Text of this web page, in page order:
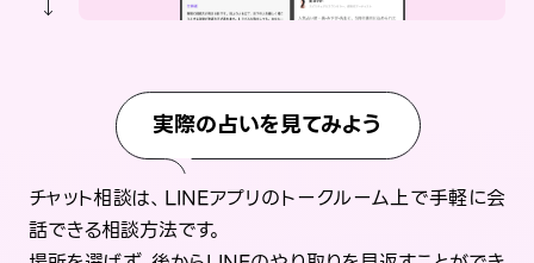
実際の占いを見てみよう
チャット相談は、LINEアプリのトークルーム上で手軽に会
話できる相談方法です。